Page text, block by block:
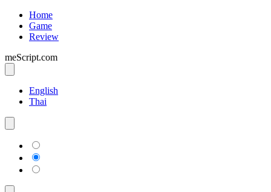
Home
Game
Review
meScript.com
English
Thai